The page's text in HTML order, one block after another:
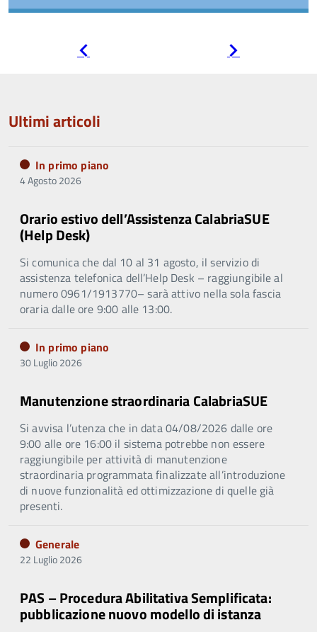
Ultimi articoli
In primo piano
4 Agosto 2026
Orario estivo dell’Assistenza CalabriaSUE
(Help Desk)
Si comunica che dal 10 al 31 agosto, il servizio di
assistenza telefonica dell’Help Desk – raggiungibile al
numero 0961/1913770– sarà attivo nella sola fascia
oraria dalle ore 9:00 alle 13:00.
In primo piano
30 Luglio 2026
Manutenzione straordinaria CalabriaSUE
Si avvisa l’utenza che in data 04/08/2026 dalle ore
9:00 alle ore 16:00 il sistema potrebbe non essere
raggiungibile per attività di manutenzione
straordinaria programmata finalizzate all’introduzione
di nuove funzionalità ed ottimizzazione di quelle già
presenti.
Generale
22 Luglio 2026
PAS – Procedura Abilitativa Semplificata:
pubblicazione nuovo modello di istanza